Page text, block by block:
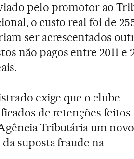
pelo promotor ao
o custo real foi de
ser acrescentados
não pagos entre 2011 e
exige que o clube
de retenções feitos
Tributária um novo
suposta fraude na